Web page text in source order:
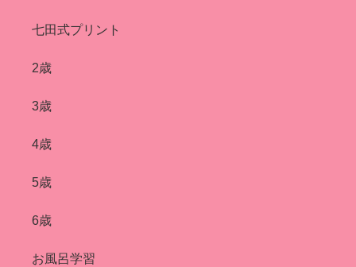
七田式プリント
2歳
3歳
4歳
5歳
6歳
お風呂学習